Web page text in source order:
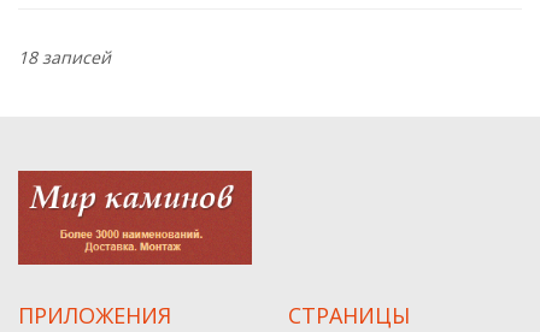
18 записей
ПРИЛОЖЕНИЯ СТРАНИЦЫ